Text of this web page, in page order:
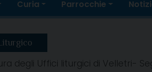
Curia Parrocchie
degli Uffici liturgici di Velletri-